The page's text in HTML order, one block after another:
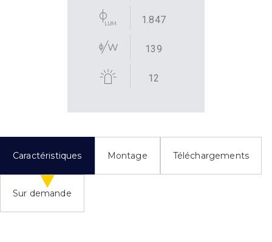
1.847
139
12
Caractéristiques Montage Téléchargements
Sur demande